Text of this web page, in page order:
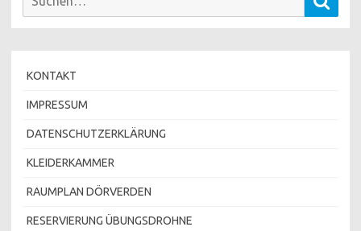
KONTAKT
IMPRESSUM
DATENSCHUTZERKLÄRUNG
KLEIDERKAMMER
RAUMPLAN DÖRVERDEN
RESERVIERUNG ÜBUNGSDROHNE